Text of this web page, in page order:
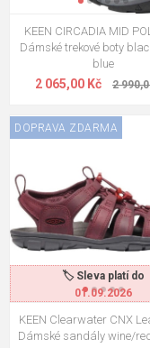
KEEN
W
KEEN
KEEN CIRCADIA MID
Dámské trekové boty
blue
2 065,00 Kč 2
🏷️ Sleva platí do
01.09.2026
DOPRAVA ZDARMA
KEEN Clearwater CNX
Dámské sandály wine/